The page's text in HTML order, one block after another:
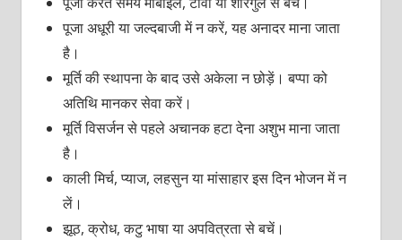
पूजा अधूरी या जल्दबाजी में न करें, यह अनादर माना जाता
है।
मूर्ति की स्थापना के बाद उसे अकेला न छोड़ें। बप्पा को
अतिथि मानकर सेवा करें।
मूर्ति विसर्जन से पहले अचानक हटा देना अशुभ माना जाता
है।
काली मिर्च, प्याज, लहसुन या मांसाहार इस दिन भोजन में न
लें।
झूठ, क्रोध, कटु भाषा या अपवित्रता से बचें।